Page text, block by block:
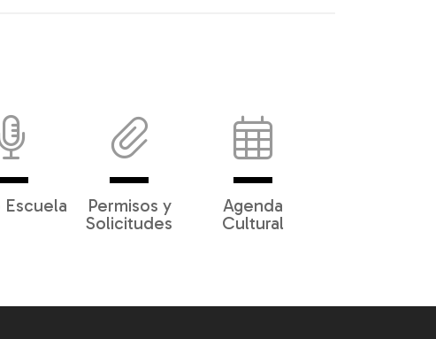
Escuela
Permisos y
Solicitudes
Agenda
Cultural